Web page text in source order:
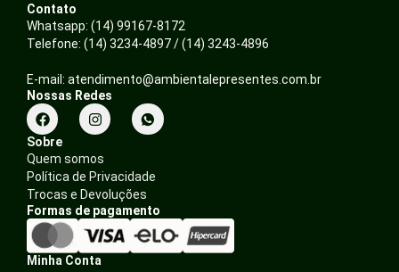
Contato
Whatsapp: (14) 99167-8172
Telefone: (14) 3234-4897 / (14) 3243-4896
E-mail: atendimento@ambientalepresentes.com.br
Nossas Redes
F
a
c
e
b
o
o
k
I
n
s
t
a
g
r
a
m
Sobre
Quem somos
Política de Privacidade
Trocas e Devoluções
Formas de pagamento
Minha Conta